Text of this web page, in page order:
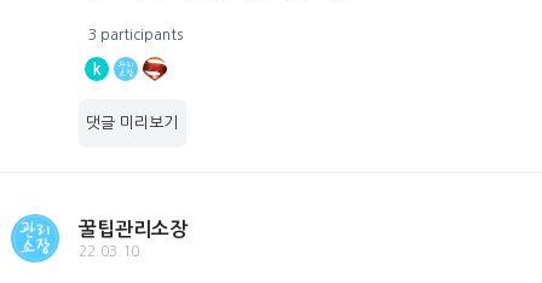
3 participants
k
댓글 미리보기
꿀팁관리소장
22.03.10